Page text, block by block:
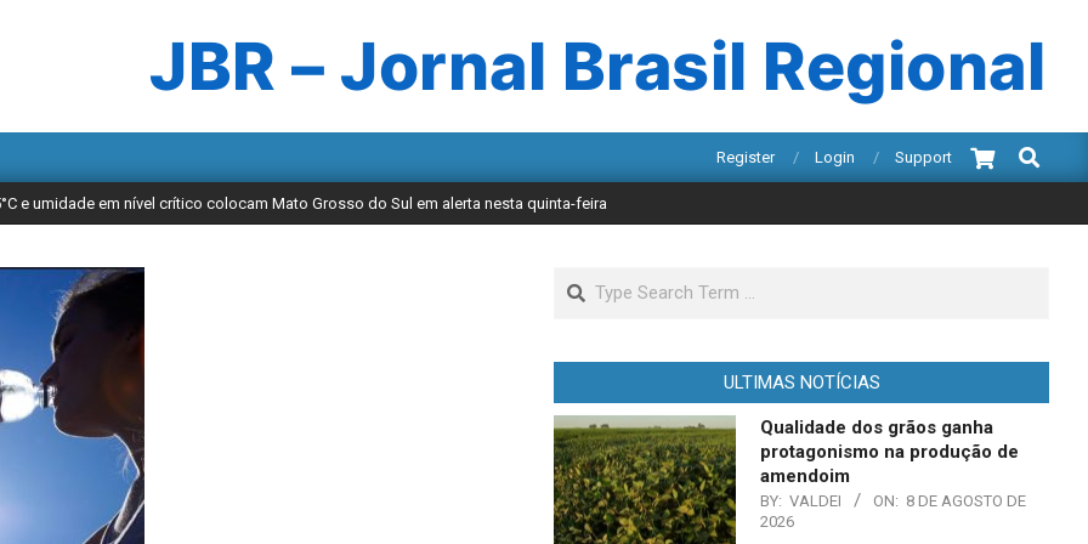
JBR – Jornal Brasil Regional
Register Login Support
Search
e umidade em nível crítico colocam Mato Grosso do Sul em alerta nesta quinta-feira
Search
ULTIMAS NOTÍCIAS
Qualidade dos grãos ganha
protagonismo na produção de
amendoim
BY: VALDEI ON: 8 DE AGOSTO DE
2026